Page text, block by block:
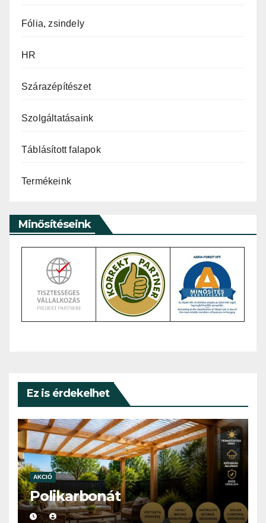
Fólia, zsindely
HR
Szárazépítészet
Szolgáltatásaink
Táblásított falapok
Termékeink
Minősítéseink
Ez is érdekelhet
AKCIÓ
Polikarbonát